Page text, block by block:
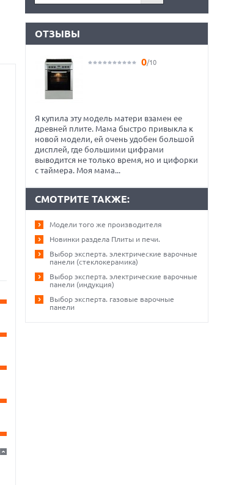
ОТЗЫВЫ
0/10
Я купила эту модель матери взамен ее
древней плите. Мама быстро привыкла к
новой модели, ей очень удобен большой
дисплей, где большими цифрами
выводится не только время, но и цифорки
с таймера. Моя мама...
СМОТРИТЕ ТАКЖЕ:
Модели того же производителя
Новинки раздела Плиты и печи.
Выбор эксперта. электрические варочные
панели (стеклокерамика)
Выбор эксперта. электрические варочные
панели (индукция)
Выбор эксперта. газовые варочные
панели